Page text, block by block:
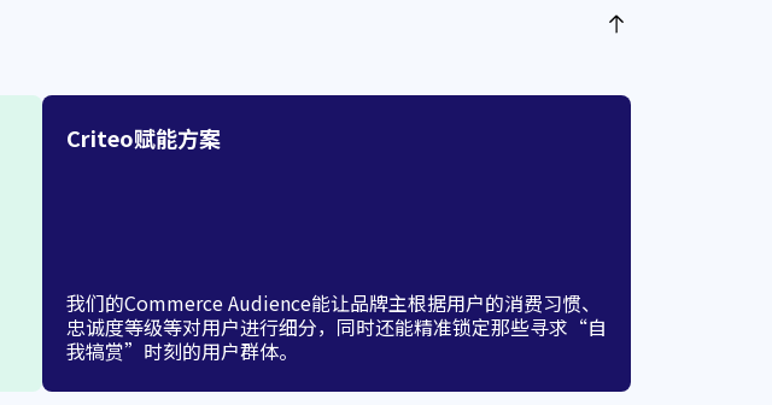
Criteo赋能方案
我们的Commerce Audience能让品牌主根据用户的消费习惯、
忠诚度等级等对用户进行细分，同时还能精准锁定那些寻求“自
我犒赏”时刻的用户群体。